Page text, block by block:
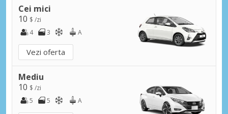
Cei mici
10 $ /zi
4
3 A
Vezi oferta
Mediu
10 $ /zi
5
5 A